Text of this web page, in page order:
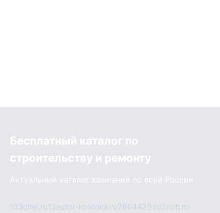
Бесплатный каталог по
строительству и ремонту
Актуальный каталог компаний по всей России
133chel.ru13autor-kolonka.ru2864420.ru2rich.ru